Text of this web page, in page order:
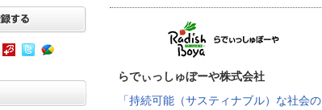
らでぃっしゅぼーや株式会社
「持続可能（サスティナブル）な社会の